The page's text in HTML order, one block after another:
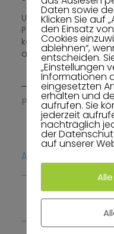
Um herauszufinden
Problematik
kommt es vor der
analytischen
Previous
Andere Beiträge
Kettwiger
Daten sowie
Klicken Sie auf
den Einsatz
Cookies
ablehnen“,
entscheiden.
„Einstellungen
Informationen
eingesetzten
erhalten und
aufrufen. Sie
jederzeit
nachträglich
der
auf unserer